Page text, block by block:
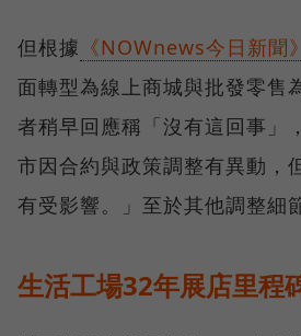
但根據 《NOWnews今日新聞》
面轉型為線上商城與批發零售
者稍早回應稱「沒有這回事」
市因合約與政策調整有異動，
有受影響。」至於其他調整細
生活工場32年展店里程